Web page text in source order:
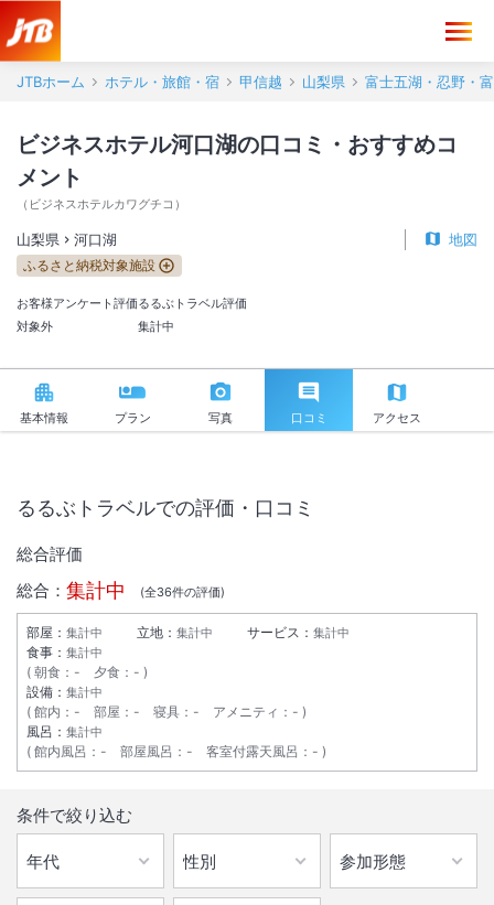
JTBホーム ホテル・旅館・宿 甲信越 山梨県 富士五湖・忍野・
ビジネスホテル河口湖の口コミ・おすすめコ
メント
（ ビジネスホテルカワグチコ ）
山梨県 河口湖 地図
ふるさと納税対象施設
お客様アンケート評価
対象外
るるぶトラベル評価
集計中
基本情報 プラン 写真 口コミ アクセス
21年4月にリニューアルオープンいたしました。今後も宜しくお願い致
るるぶトラベルでの評価・口コミ
総合評価
総合： 集計中 (全36件の評価)
部屋： 集計中 立地： 集計中 サービス： 集計中
食事： 集計中
朝食 ： - 夕食 ： -
設備： 集計中
館内 ： - 部屋 ： - 寝具 ： - アメニティ ： -
風呂： 集計中
館内風呂 ： - 部屋風呂 ： - 客室付露天風呂 ： -
条件で絞り込む